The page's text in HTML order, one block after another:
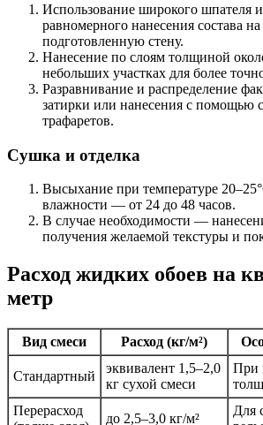
Использование широкого шпателя
равномерного нанесения состава
подготовленную стену.
Нанесение по слоям толщиной
небольших участках для более
Разравнивание и распределение
затирки или нанесения с помощью
трафаретов.
Сушка и отделка
Высыхание при температуре
влажности — от 24 до 48 часов.
В случае необходимости —
получения желаемой текстуры и
Расход жидких обоев на
метр
Вид смеси Расход (кг/м²)
Стандартный
эквивалент 1,5–2,0
кг сухой смеси
При
Перерасход
до 2,5–3,0 кг/м²
Для